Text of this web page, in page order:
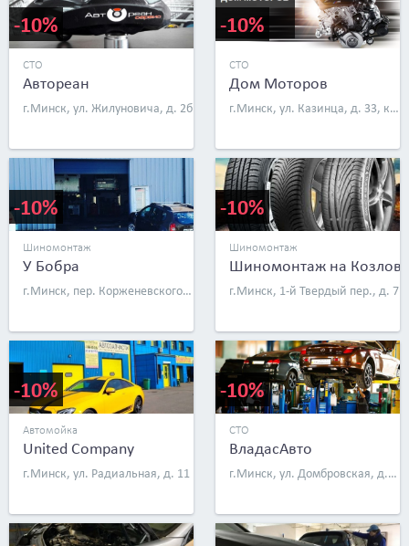
-10%
СТО
Автореан
г.Минск, ул. Жилуновича, д. 2б
-10%
СТО
Дом Моторов
г.Минск, ул. Казинца, д. 33, к. 10
-10%
Шиномонтаж
У Бобра
г.Минск, пер. Корженевского, д. 26
-10%
Шиномонтаж
Шиномонтаж на Козлова
г.Минск, 1-й Твердый пер., д. 7
-10%
Автомойка
United Company
г.Минск, ул. Радиальная, д. 11
-10%
СТО
ВладасАвто
г.Минск, ул. Домбровская, д. 10